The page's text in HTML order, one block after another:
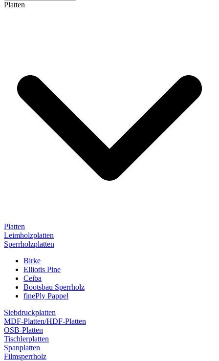
Platten
Platten
Leimholzplatten
Sperrholzplatten
Birke
Elliotis Pine
Ceiba
Bootsbau Sperrholz
finePly Pappel
Siebdruckplatten
MDF-Platten/HDF-Platten
OSB-Platten
Tischlerplatten
Spanplatten
Filmsperrholz